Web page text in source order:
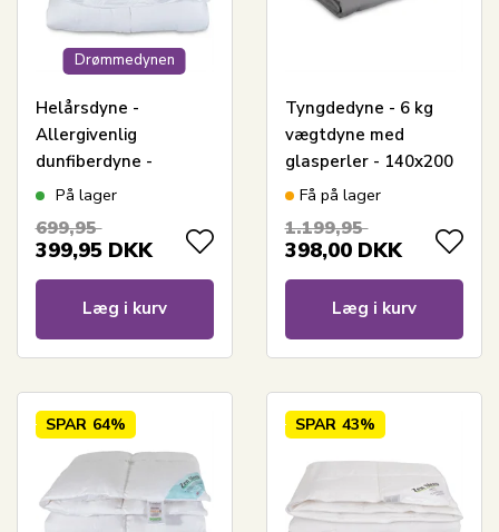
Drømmedynen
Helårsdyne -
Allergivenlig
dunfiberdyne -
140x200 cm -
Sleep
På lager
699,95
399,95 DKK
Læg i kurv
Tyngdedyne - 6 kg
vægtdyne med
glasperler - 140x200
cm - Zen Sleep dyner
Få på lager
1.199,95
398,00 DKK
Læg i kurv
SPAR 64% SPAR 43%